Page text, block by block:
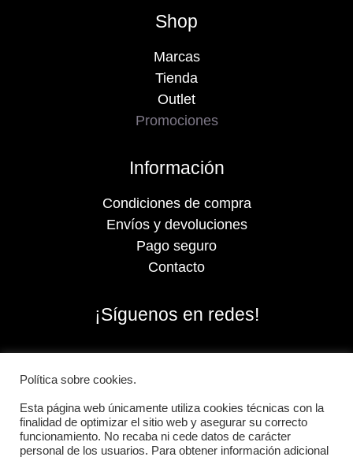
Shop
Marcas
Tienda
Outlet
Promociones
Información
Condiciones de compra
Envíos y devoluciones
Pago seguro
Contacto
¡Síguenos en redes!
Política sobre cookies.
Esta página web únicamente utiliza cookies técnicas con la
finalidad de optimizar el sitio web y asegurar su correcto
funcionamiento. No recaba ni cede datos de carácter
personal de los usuarios. Para obtener información adicional